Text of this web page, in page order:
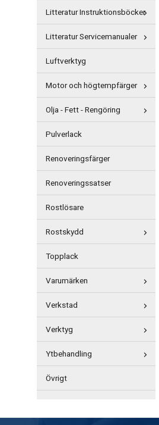
Litteratur Instruktionsböcker
Litteratur Servicemanualer
Luftverktyg
Motor och högtempfärger
Olja - Fett - Rengöring
Pulverlack
Renoveringsfärger
Renoveringssatser
Rostlösare
Rostskydd
Topplack
Varumärken
Verkstad
Verktyg
Ytbehandling
Övrigt